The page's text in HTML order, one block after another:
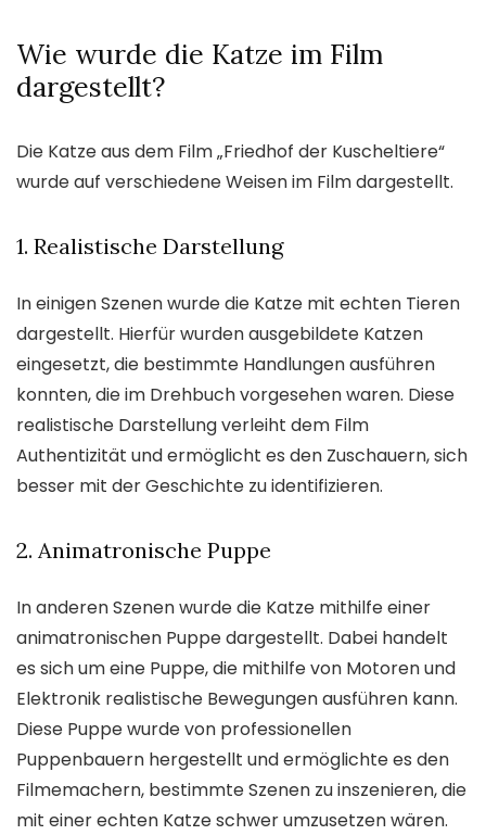
Wie wurde die Katze im Film
dargestellt?
Die Katze aus dem Film „Friedhof der Kuscheltiere“
wurde auf verschiedene Weisen im Film dargestellt.
1. Realistische Darstellung
In einigen Szenen wurde die Katze mit echten Tieren
dargestellt. Hierfür wurden ausgebildete Katzen
eingesetzt, die bestimmte Handlungen ausführen
konnten, die im Drehbuch vorgesehen waren. Diese
realistische Darstellung verleiht dem Film
Authentizität und ermöglicht es den Zuschauern, sich
besser mit der Geschichte zu identifizieren.
2. Animatronische Puppe
In anderen Szenen wurde die Katze mithilfe einer
animatronischen Puppe dargestellt. Dabei handelt
es sich um eine Puppe, die mithilfe von Motoren und
Elektronik realistische Bewegungen ausführen kann.
Diese Puppe wurde von professionellen
Puppenbauern hergestellt und ermöglichte es den
Filmemachern, bestimmte Szenen zu inszenieren, die
mit einer echten Katze schwer umzusetzen wären.